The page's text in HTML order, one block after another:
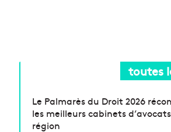
toutes
Le Palmarès du Droit 2026
les meilleurs cabinets
région